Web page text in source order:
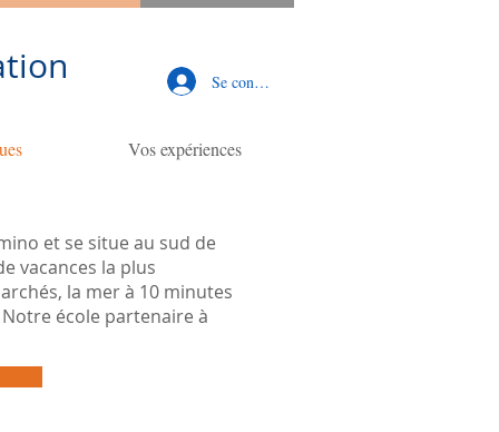
Se connecter
Vos expériences
et se situe au sud de
vacances la plus
la mer à 10 minutes
école partenaire à